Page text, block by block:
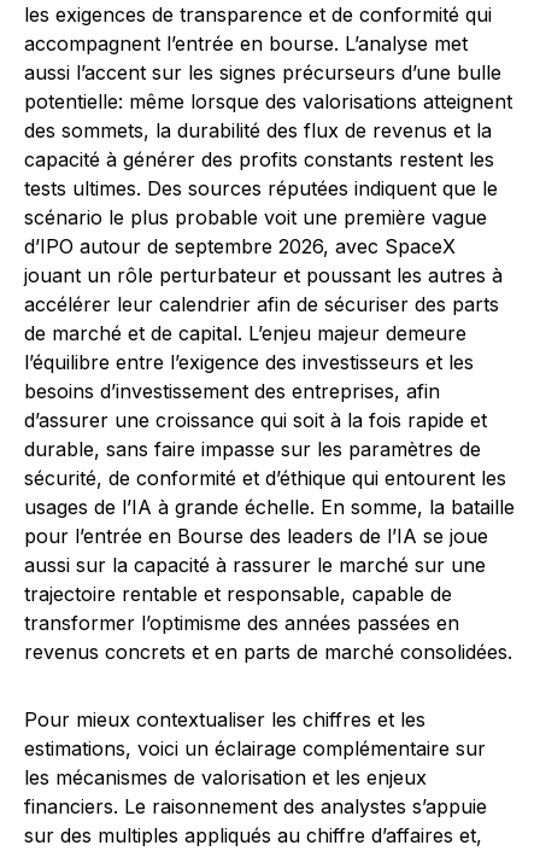
les exigences de transparence et de conformité qui
accompagnent l’entrée en bourse. L’analyse met
aussi l’accent sur les signes précurseurs d’une bulle
potentielle: même lorsque des valorisations atteignent
des sommets, la durabilité des flux de revenus et la
capacité à générer des profits constants restent les
tests ultimes. Des sources réputées indiquent que le
scénario le plus probable voit une première vague
d’IPO autour de septembre 2026, avec SpaceX
jouant un rôle perturbateur et poussant les autres à
accélérer leur calendrier afin de sécuriser des parts
de marché et de capital. L’enjeu majeur demeure
l’équilibre entre l’exigence des investisseurs et les
besoins d’investissement des entreprises, afin
d’assurer une croissance qui soit à la fois rapide et
durable, sans faire impasse sur les paramètres de
sécurité, de conformité et d’éthique qui entourent les
usages de l’IA à grande échelle. En somme, la bataille
pour l’entrée en Bourse des leaders de l’IA se joue
aussi sur la capacité à rassurer le marché sur une
trajectoire rentable et responsable, capable de
transformer l’optimisme des années passées en
revenus concrets et en parts de marché consolidées.
Pour mieux contextualiser les chiffres et les
estimations, voici un éclairage complémentaire sur
les mécanismes de valorisation et les enjeux
financiers. Le raisonnement des analystes s’appuie
sur des multiples appliqués au chiffre d’affaires et,